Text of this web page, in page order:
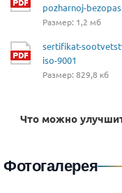
pozharnoj-
Размер: 1,2 мб
sertifikat-
iso-9001
Размер: 829,8 кб
Что можно
Фотогалерея